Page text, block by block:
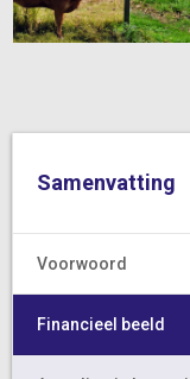
Samenvatting
Voorwoord
Financieel beeld